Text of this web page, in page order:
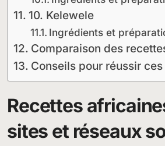
10. Kelewele
Ingrédients et
Comparaison des
Conseils pour réussir
Recettes
sites et réseaux